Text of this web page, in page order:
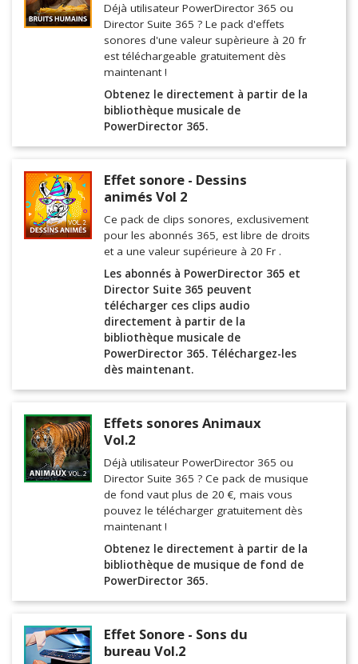
Déjà utilisateur PowerDirector 365 ou
Director Suite 365 ? Le pack d'effets
sonores d'une valeur supèrieure à 20 fr
est téléchargeable gratuitement dès
maintenant !
Obtenez le directement à partir de la
bibliothèque musicale de
PowerDirector 365.
Effet sonore - Dessins
animés Vol 2
Ce pack de clips sonores, exclusivement
pour les abonnés 365, est libre de droits
et a une valeur supérieure à 20 Fr .
Les abonnés à PowerDirector 365 et
Director Suite 365 peuvent
télécharger ces clips audio
directement à partir de la
bibliothèque musicale de
PowerDirector 365. Téléchargez-les
dès maintenant.
Effets sonores Animaux
Vol.2
Déjà utilisateur PowerDirector 365 ou
Director Suite 365 ? Ce pack de musique
de fond vaut plus de 20 €, mais vous
pouvez le télécharger gratuitement dès
maintenant !
Obtenez le directement à partir de la
bibliothèque de musique de fond de
PowerDirector 365.
Effet Sonore - Sons du
bureau Vol.2